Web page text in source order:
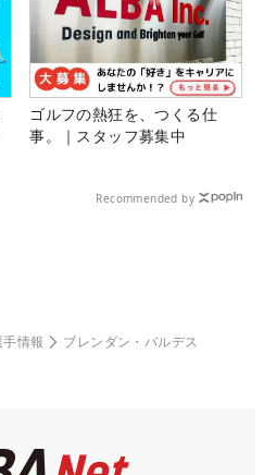
ゴルフの熱狂を、つくる仕
事。｜スタッフ募集中
Recommended by
手情報 ブレンダン・バルデス